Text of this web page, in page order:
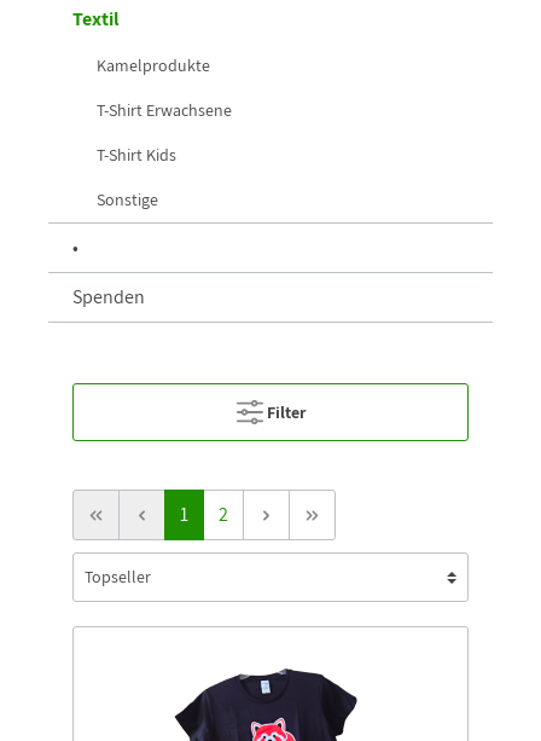
Textil
Kamelprodukte
T-Shirt Erwachsene
T-Shirt Kids
Sonstige
•
Spenden
Filter
1 2